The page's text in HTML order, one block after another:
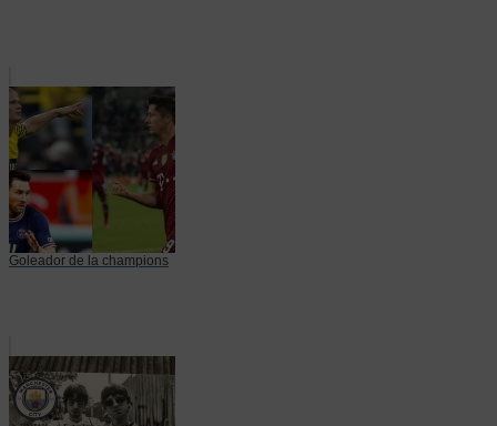
Goleador de la champions